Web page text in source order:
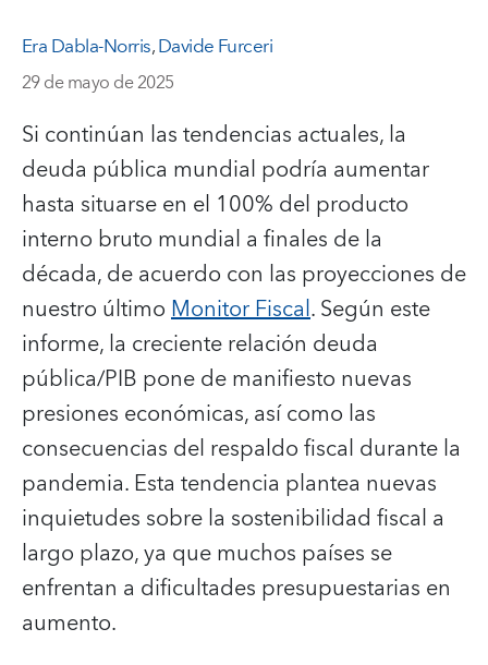
Era Dabla-Norris,Davide Furceri
29 de mayo de 2025
Si continúan las tendencias actuales, la
deuda pública mundial podría aumentar
hasta situarse en el 100% del producto
interno bruto mundial a finales de la
década, de acuerdo con las proyecciones de
nuestro últimoMonitor Fiscal. Según este
informe, la creciente relación deuda
pública/PIB pone de manifiesto nuevas
presiones económicas, así como las
consecuencias del respaldo fiscal durante la
pandemia. Esta tendencia plantea nuevas
inquietudes sobre la sostenibilidad fiscal a
largo plazo, ya que muchos países se
enfrentan a dificultades presupuestarias en
aumento.